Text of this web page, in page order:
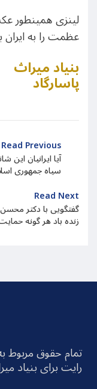
لینزی همینطور
عظمت را به
Share
بنیاد میراث
پاسارگاد
Read Previous
آیا ایرانیان
سیاه جمهوری
Read Next
گفتگویی با دکتر
زنده باد هر گونه
تمام حقوق مربوط
رایت برای بنیاد